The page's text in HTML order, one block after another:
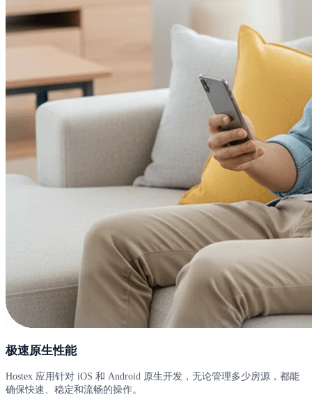
极速原生性能
Hostex 应用针对 iOS 和 Android 原生开发，无论管理多少房源，都能
确保快速、稳定和流畅的操作。